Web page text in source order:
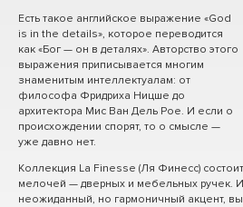
Есть такое английское выражение «God
is in the details», которое переводится
как «Бог — он в деталях». Авторство этого
выражения приписывается многим
знаменитым интеллектуалам: от
философа Фридриха Ницше до
архитектора Мис Ван Дель Рое. И если о
происхождении спорят, то о смысле —
уже давно нет.
Коллекция La Finesse (Ля Финесс)
мелочей — дверных и мебельных ручек.
неожиданный, но гармоничный акцент,